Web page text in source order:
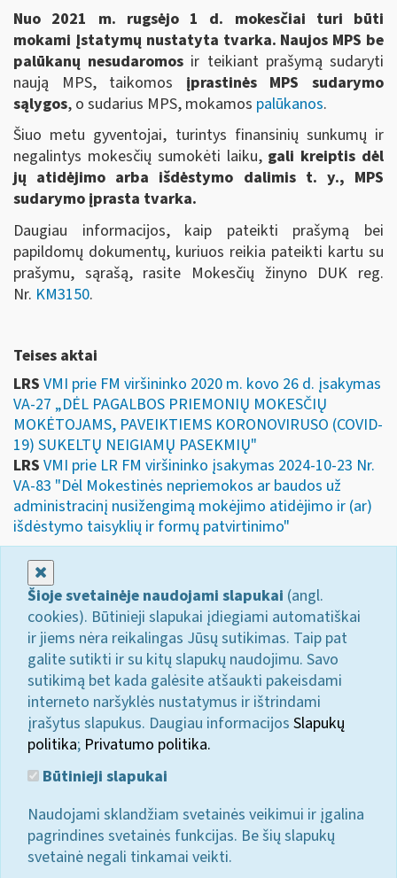
Nuo 2021 m. rugsėjo 1 d. mokesčiai turi būti
mokami Įstatymų nustatyta tvarka. Naujos MPS be
palūkanų nesudaromos ir teikiant prašymą sudaryti
naują MPS, taikomos įprastinės MPS sudarymo
sąlygos, o sudarius MPS, mokamos palūkanos.
Šiuo metu gyventojai, turintys finansinių sunkumų ir
negalintys mokesčių sumokėti laiku, gali kreiptis dėl
jų atidėjimo arba išdėstymo dalimis t. y., MPS
sudarymo įprasta tvarka.
Daugiau informacijos, kaip pateikti prašymą bei
papildomų dokumentų, kuriuos reikia pateikti kartu su
prašymu, sąrašą, rasite Mokesčių žinyno DUK reg.
Nr. KM3150.
Teises aktai
LRS VMI prie FM viršininko 2020 m. kovo 26 d. įsakymas
VA-27 „DĖL PAGALBOS PRIEMONIŲ MOKESČIŲ
MOKĖTOJAMS, PAVEIKTIEMS KORONOVIRUSO (COVID-
19) SUKELTŲ NEIGIAMŲ PASEKMIŲ"
LRS VMI prie LR FM viršininko įsakymas 2024-10-23 Nr.
VA-83 "Dėl Mokestinės nepriemokos ar baudos už
administracinį nusižengimą mokėjimo atidėjimo ir (ar)
išdėstymo taisyklių ir formų patvirtinimo"
Šioje svetainėje naudojami slapukai (angl.
cookies). Būtinieji slapukai įdiegiami automatiškai
ir jiems nėra reikalingas Jūsų sutikimas. Taip pat
galite sutikti ir su kitų slapukų naudojimu. Savo
sutikimą bet kada galėsite atšaukti pakeisdami
interneto naršyklės nustatymus ir ištrindami
įrašytus slapukus. Daugiau informacijos Slapukų
politika; Privatumo politika.
Būtinieji slapukai
Naudojami sklandžiam svetainės veikimui ir įgalina
pagrindines svetainės funkcijas. Be šių slapukų
svetainė negali tinkamai veikti.